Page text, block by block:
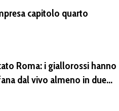
capitolo quarto
Roma: i giallorossi hanno
dal vivo almeno in due
40/45 milioni